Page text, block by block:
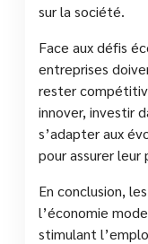
sur la société.
Face aux défis
entreprises
rester
innover, investir
s’adapter aux
pour assurer leur
En conclusion,
l’économie
stimulant